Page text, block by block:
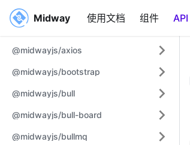
Midway 使用文档 组件 API
Midway
@midwayjs/axios
@midwayjs/bootstrap
@midwayjs/bull
@midwayjs/bull-board
@midwayjs/bullmq